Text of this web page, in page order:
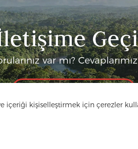
kişiselleştirmek için çerezler
var mı?